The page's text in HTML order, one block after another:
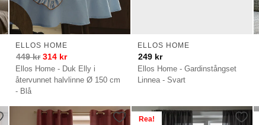
Ellos Home - Duk Elly i
återvunnet halvlinne Ø 150 cm
- Blå
ELLOS HOME
449kr 314 kr
Ellos Home - Gardinstångset
Linnea - Svart
ELLOS HOME
249 kr
Rea!